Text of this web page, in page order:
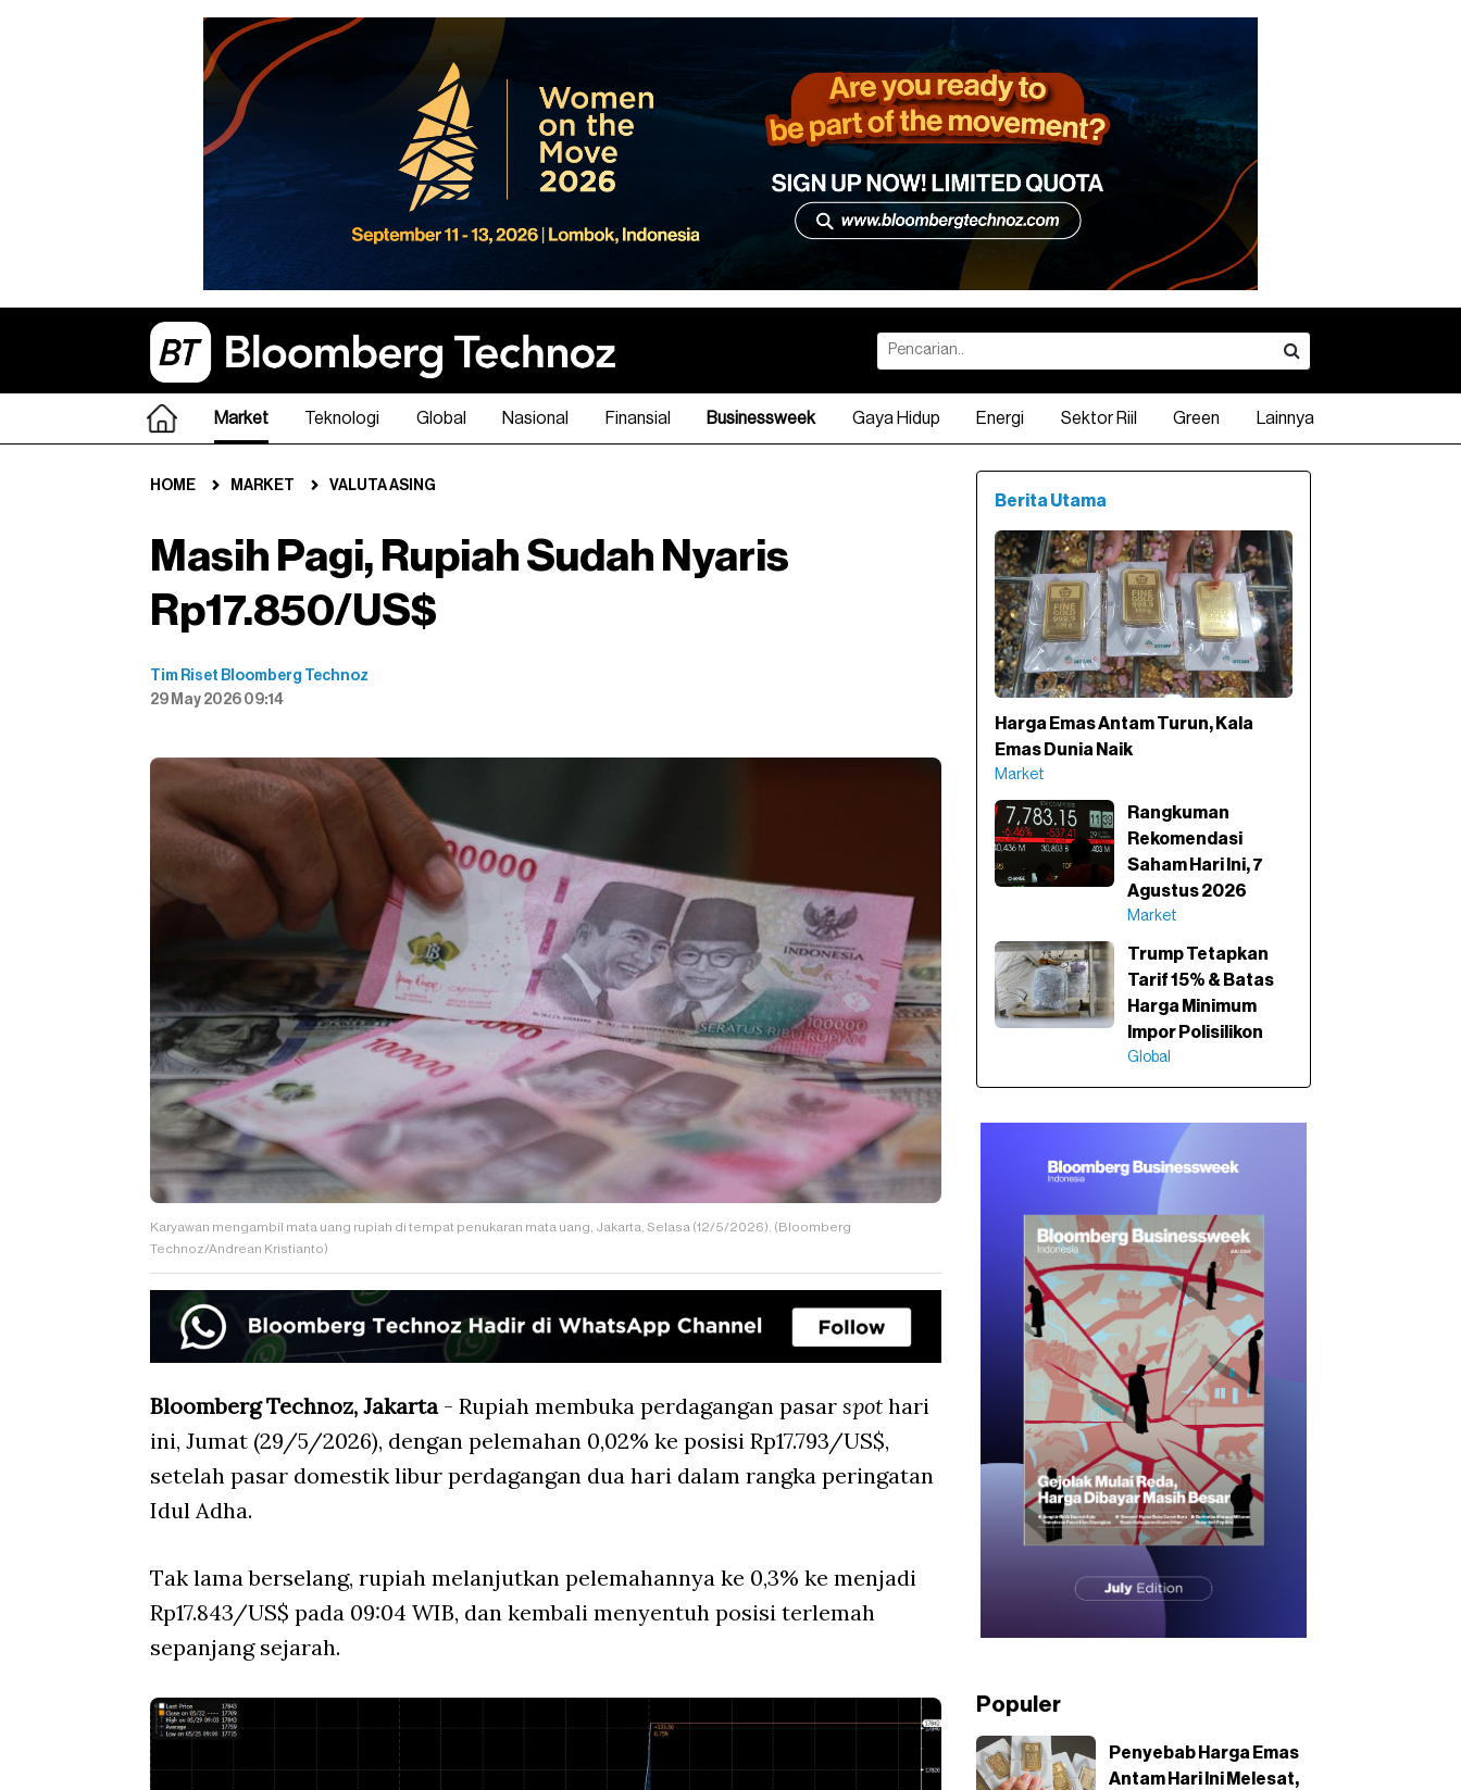
Market Teknologi Global Nasional Finansial Businessweek Gaya Hidup Energi Sektor Riil Green Lainnya
HOME MARKET VALUTA ASING
Masih Pagi, Rupiah Sudah Nyaris
Rp17.850/US$
Tim Riset Bloomberg Technoz
29 May 2026 09:14
Karyawan mengambil mata uang rupiah di tempat penukaran mata uang, Jakarta, Selasa (12/5/2026). (Bloomberg
Technoz/Andrean Kristianto)
Bloomberg Technoz, Jakarta- Rupiah membuka perdagangan pasar spot hari
ini, Jumat (29/5/2026), dengan pelemahan 0,02% ke posisi Rp17.793/US$,
setelah pasar domestik libur perdagangan dua hari dalam rangka peringatan
Idul Adha.
Tak lama berselang, rupiah melanjutkan pelemahannya ke 0,3% ke menjadi
Rp17.843/US$ pada 09:04 WIB, dan kembali menyentuh posisi terlemah
sepanjang sejarah.
Berita Utama
Harga Emas Antam Turun, Kala
Emas Dunia Naik
Market
Rangkuman
Rekomendasi
Saham Hari Ini, 7
Agustus 2026
Market
Trump Tetapkan
Tarif 15% & Batas
Harga Minimum
Impor Polisilikon
Global
Populer
Penyebab Harga Emas
Antam Hari Ini Melesat,